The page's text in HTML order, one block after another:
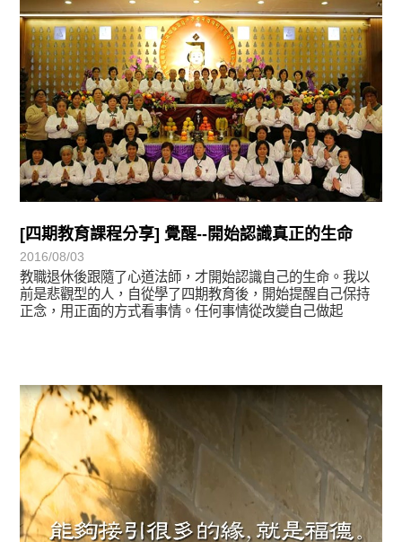
[四期教育課程分享] 覺醒--開始認識真正的生命
2016/08/03
教職退休後跟隨了心道法師，才開始認識自己的生命。我以
前是悲觀型的人，自從學了四期教育後，開始提醒自己保持
正念，用正面的方式看事情。任何事情從改變自己做起
學習分享